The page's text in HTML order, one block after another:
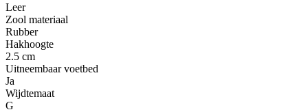
Leer
Zool materiaal
Rubber
Hakhoogte
2.5 cm
Uitneembaar voetbed
Ja
Wijdtemaat
G